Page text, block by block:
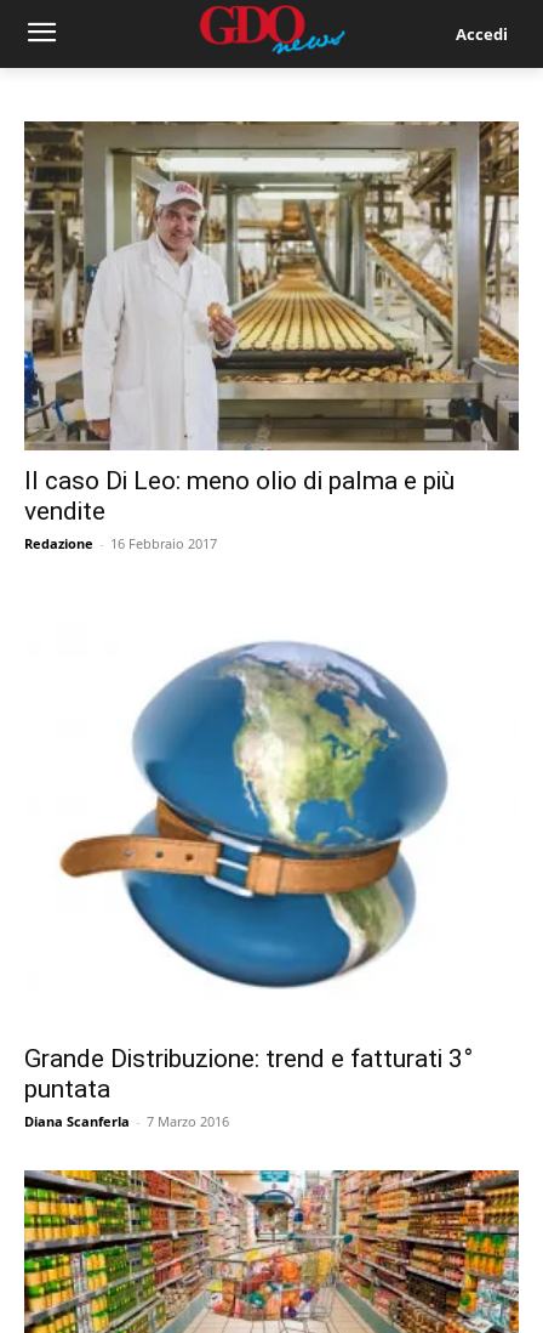
Accedi
Il caso Di Leo: meno olio di palma e più
vendite
Redazione - 16 Febbraio 2017
Grande Distribuzione: trend e fatturati 3°
puntata
Diana Scanferla - 7 Marzo 2016